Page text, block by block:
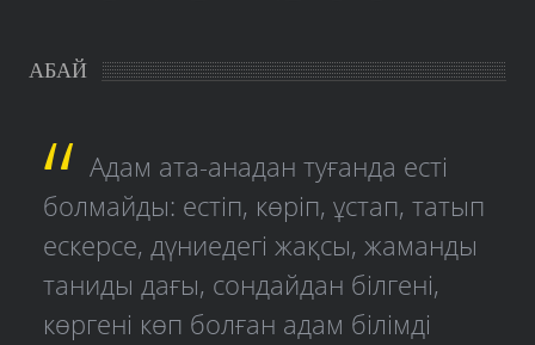
АБАЙ
Адам ата-анадан туғанда есті
болмайды: естіп, көріп, ұстап, татып
ескерсе, дүниедегі жақсы, жаманды
таниды дағы, сондайдан білгені,
көргені көп болған адам білімді